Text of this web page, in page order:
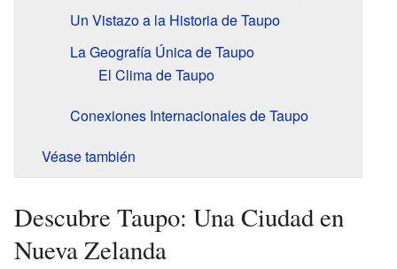
Un Vistazo a la Historia de Taupo
La Geografía Única de Taupo
El Clima de Taupo
Conexiones Internacionales de Taupo
Véase también
Descubre Taupo: Una Ciudad en
Nueva Zelanda